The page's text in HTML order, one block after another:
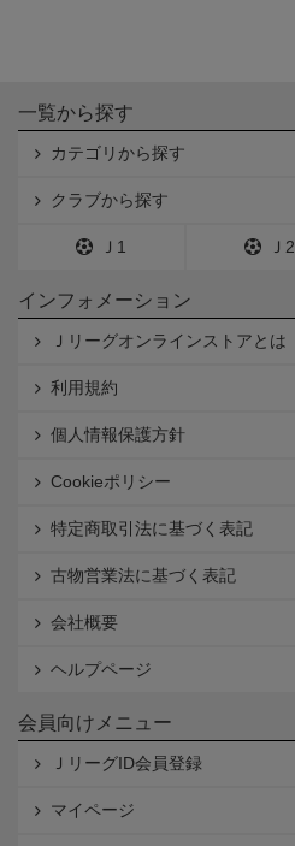
一覧から探す
カテゴリから探す
クラブから探す
Ｊ1 Ｊ2
インフォメーション
Ｊリーグオンラインストアとは
利用規約
個人情報保護方針
Cookieポリシー
特定商取引法に基づく表記
古物営業法に基づく表記
会社概要
ヘルプページ
会員向けメニュー
ＪリーグID会員登録
マイページ